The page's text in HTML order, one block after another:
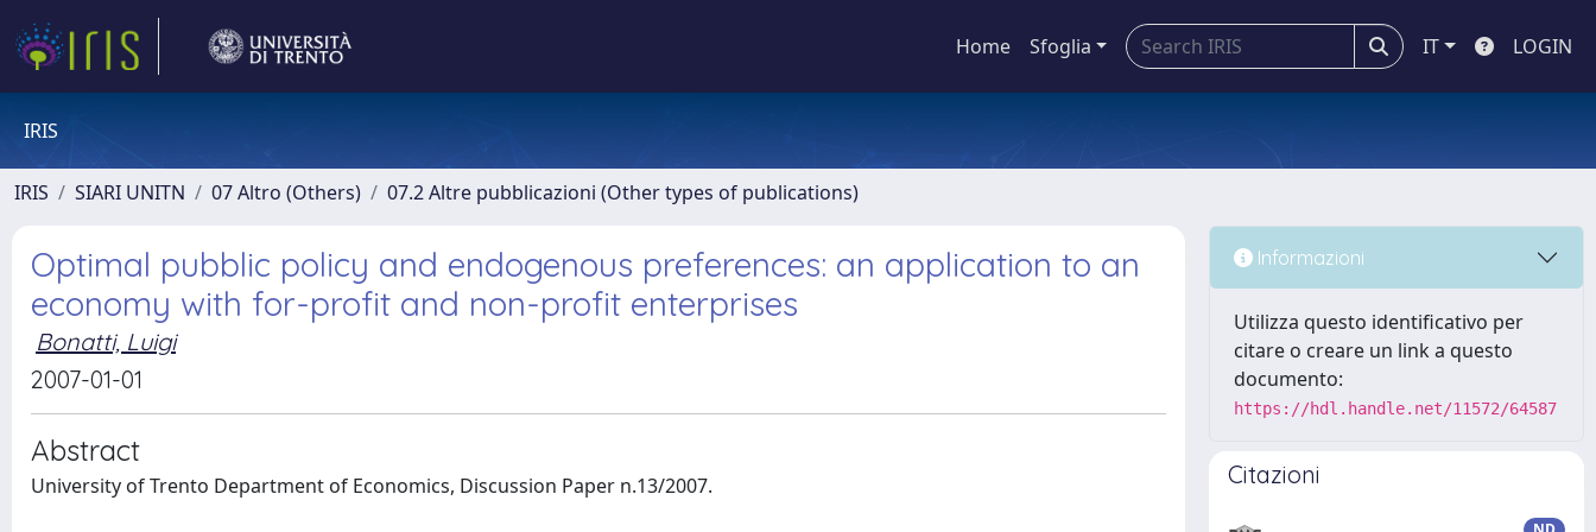
Home Sfoglia IT LOGIN
IRIS
IRIS SIARI UNITN 07 Altro (Others) 07.2 Altre pubblicazioni (Other types of publications)
Optimal pubblic policy and endogenous preferences: an application to an
economy with for-profit and non-profit enterprises
Bonatti, Luigi
2007-01-01
Abstract
University of Trento Department of Economics, Discussion Paper n.13/2007.
Informazioni
Utilizza questo identificativo per
citare o creare un link a questo
documento:
https://hdl.handle.net/11572/64587
Citazioni